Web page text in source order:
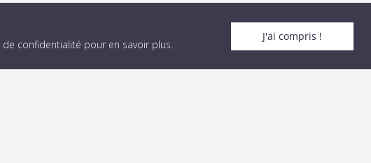
confidentialité pour en savoir plus.
J'ai compris !